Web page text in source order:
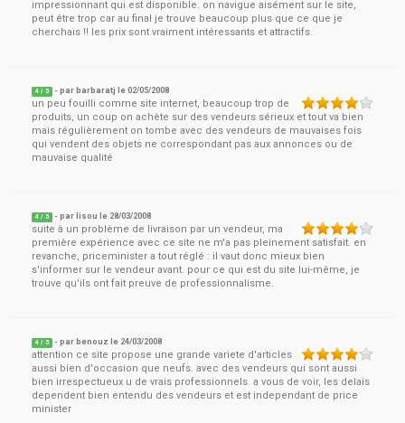
impressionnant qui est disponible. on navigue aisément sur le site,
peut être trop car au final je trouve beaucoup plus que ce que je
cherchais !! les prix sont vraiment intéressants et attractifs.
4 / 5 - par barbaratj le02/05/2008
un peu fouilli comme site internet, beaucoup trop de
produits, un coup on achète sur des vendeurs sérieux et tout va bien
mais régulièrement on tombe avec des vendeurs de mauvaises fois
qui vendent des objets ne correspondant pas aux annonces ou de
mauvaise qualité
4 / 5 - par lisou le 28/03/2008
suite à un problème de livraison par un vendeur, ma
première expérience avec ce site ne m'a pas pleinement satisfait. en
revanche, priceminister a tout réglé : il vaut donc mieux bien
s'informer sur le vendeur avant. pour ce qui est du site lui-même, je
trouve qu'ils ont fait preuve de professionnalisme.
4 / 5 - par benouz le 24/03/2008
attention ce site propose une grande variete d'articles
aussi bien d'occasion que neufs. avec des vendeurs qui sont aussi
bien irrespectueux u de vrais professionnels. a vous de voir, les delais
dependent bien entendu des vendeurs et est independant de price
minister